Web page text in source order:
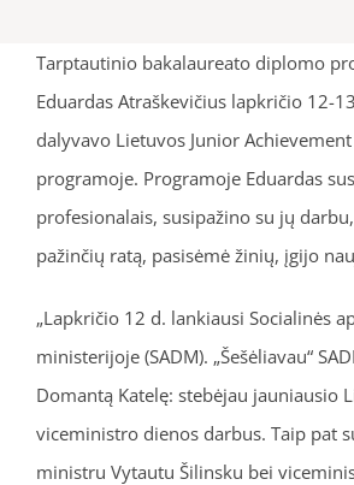
Tarptautinio bakalaureato diplomo
Eduardas Atraškevičius lapkričio 12-
dalyvavo Lietuvos Junior Achievement
programoje. Programoje Eduardas
profesionalais, susipažino su jų
pažinčių ratą, pasisėmė žinių, įgijo
„Lapkričio 12 d. lankiausi Socialinės
ministerijoje (SADM). „Šešėliavau“
Domantą Katelę: stebėjau jauniausio
viceministro dienos darbus. Taip pat
ministru Vytautu Šilinsku bei